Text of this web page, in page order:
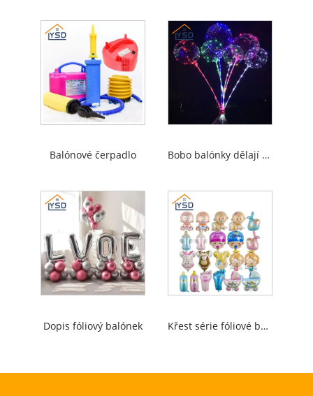
Balónové čerpadlo Bobo balónky dělají štěstí na dosah
Dopis fóliový balónek Křest série fóliové balónky